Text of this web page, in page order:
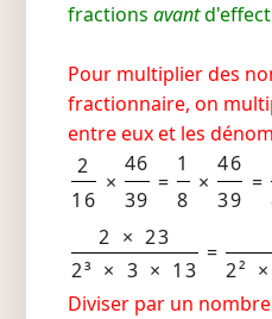
fractions avant
Pour multiplier des
fractionnaire, on
entre eux et les
2
16
×
46
39
=
1
8
×
46
39
=
2 × 23
2³ × 3 × 13
=
2²
Diviser par un